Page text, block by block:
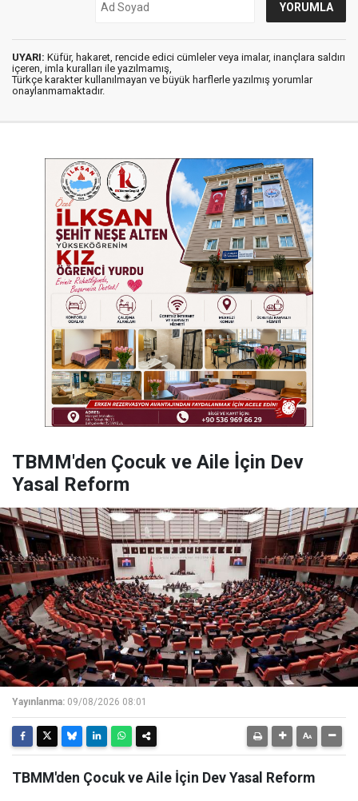
UYARI: Küfür, hakaret, rencide edici cümleler veya imalar, inançlara saldırı
içeren, imla kuralları ile yazılmamış,
Türkçe karakter kullanılmayan ve büyük harflerle yazılmış yorumlar
onaylanmamaktadır.
TBMM'den Çocuk ve Aile İçin Dev
Yasal Reform
Yayınlanma: 09/08/2026 08:01
TBMM'den Çocuk ve Aile İçin Dev Yasal Reform